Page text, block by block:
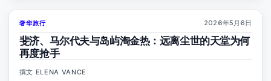
84% 76
奢华旅行 2026年5月6日
斐济、马尔代夫与岛屿淘金热：远离尘世的天堂为何
再度抢手
撰文 ELENA VANCE